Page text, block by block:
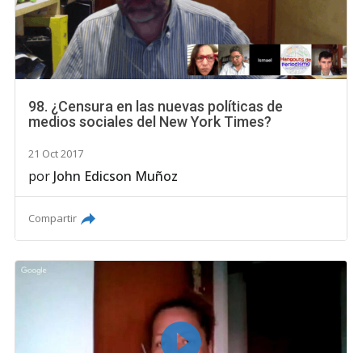
98. ¿Censura en las nuevas políticas de
medios sociales del New York Times?
21 Oct 2017
por John Edicson Muñoz
Compartir